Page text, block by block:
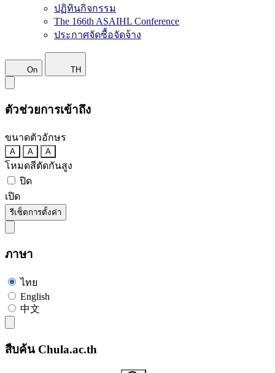
ปฏิทินกิจกรรม
The 166th ASAIHL Conference
ประกาศจัดซื้อจัดจ้าง
On TH
ตัวช่วยการเข้าถึง
ขนาดตัวอักษร
A A A
โหมดสีตัดกันสูง
ปิด
เปิด
รีเซ็ตการตั้งค่า
ภาษา
ไทย
English
中文
สืบค้น Chula.ac.th